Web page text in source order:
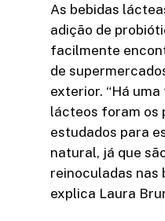
As bebidas
adição de
facilmente
de
exterior. “Há
lácteos foram os
estudados para
natural, já que
reinoculadas nas
explica Laura